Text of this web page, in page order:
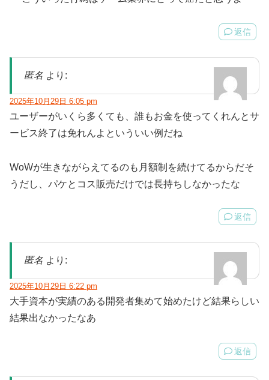
返信
匿名 より:
2025年10月29日 6:05 pm
ユーザーがいくら多くても、誰もお金を使ってくれんとサ
ービス終了は免れんよといういい例だね
WoWが生きながらえてるのも月額制を続けてるからだそ
うだし、パケとコス販売だけでは長持ちしなかったな
返信
匿名 より:
2025年10月29日 6:22 pm
大手資本が実績のある開発者集めて始めたけど結果らしい
結果出なかったなあ
返信